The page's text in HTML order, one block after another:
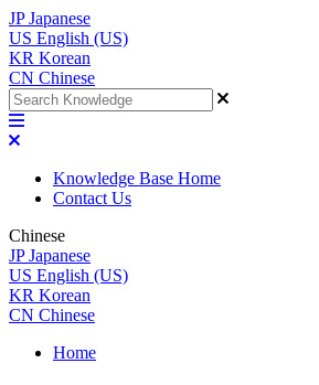
JP Japanese
US English (US)
KR Korean
CN Chinese
Knowledge Base Home
Contact Us
Chinese
JP Japanese
US English (US)
KR Korean
CN Chinese
Home